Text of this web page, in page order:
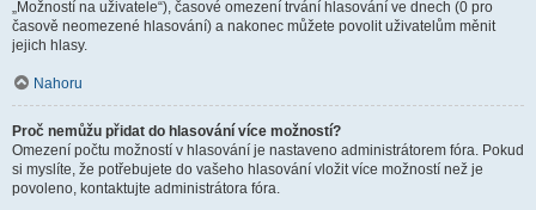
„Možností na uživatele“), časové omezení trvání hlasování ve dnech (0 pro
časově neomezené hlasování) a nakonec můžete povolit uživatelům měnit
jejich hlasy.
Nahoru
Proč nemůžu přidat do hlasování více možností?
Omezení počtu možností v hlasování je nastaveno administrátorem fóra. Pokud
si myslíte, že potřebujete do vašeho hlasování vložit více možností než je
povoleno, kontaktujte administrátora fóra.